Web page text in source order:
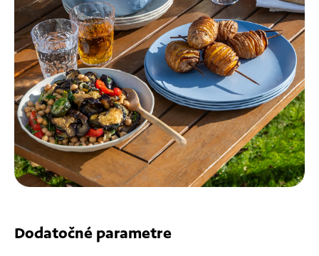
Dodatočné parametre